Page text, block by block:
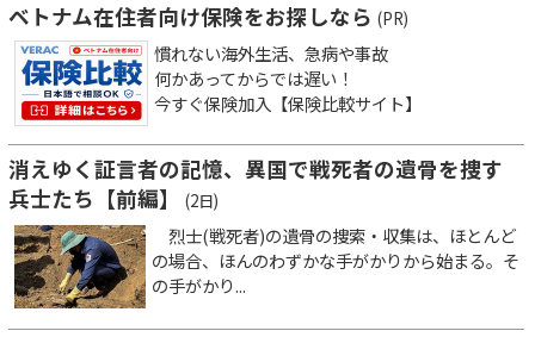
ベトナム在住者向け保険をお探しなら (PR)
慣れない海外生活、急病や事故
何かあってからでは遅い！
今すぐ保険加入【保険比較サイト】
消えゆく証言者の記憶、異国で戦死者の遺骨を捜す
兵士たち【前編】
(2日)
烈士(戦死者)の遺骨の捜索・収集は、ほとんど
の場合、ほんのわずかな手がかりから始まる。そ
の手がかり...